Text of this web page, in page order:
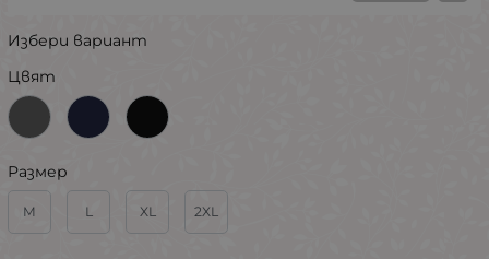
Избери вариант
Цвят
Размер
M L XL 2XL